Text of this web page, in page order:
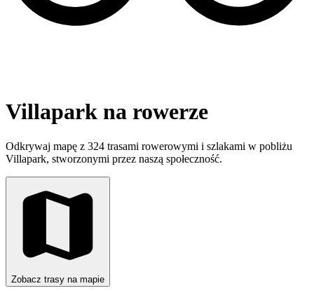
Villapark na rowerze
Odkrywaj mapę z 324 trasami rowerowymi i szlakami w pobliżu
Villapark, stworzonymi przez naszą społeczność.
Zobacz trasy na mapie